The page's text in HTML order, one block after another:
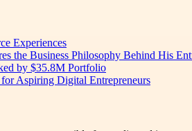
Experiences
the Business Philosophy Behind His
by $35.8M Portfolio
Aspiring Digital Entrepreneurs